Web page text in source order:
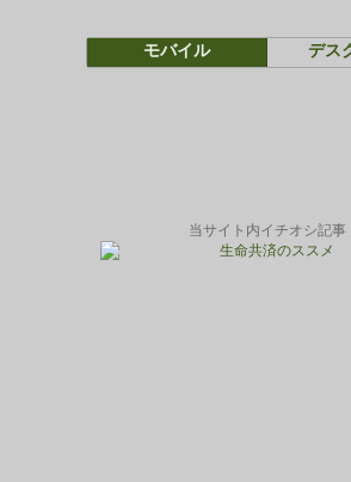
モバイル デス
当サイト内イチオシ記事